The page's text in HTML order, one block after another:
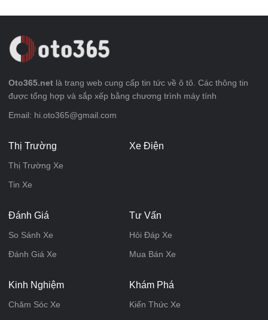
Oto365.net là trang web cung cấp tin tức về ô tô. Các thông tin
được tổng hợp và sắp xếp bằng chương trình máy tính
Email: hi.oto365@gmail.com
Thị Trường
Thị Trường Xe
Tin Xe
Xe Điện
Đánh Giá
So Sánh Xe
Đánh Giá Xe
Tư Vấn
Hỏi Đáp Xe
Mua Bán Xe
Kinh Nghiệm
Chăm Sóc Xe
Khám Phá
Kiến Thức Xe